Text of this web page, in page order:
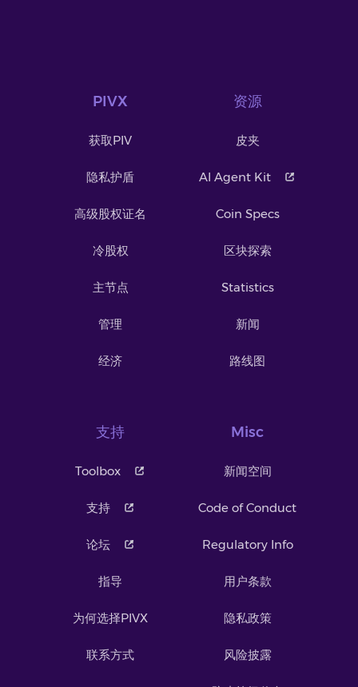
PIVX
获取PIV
隐私护盾
高级股权证名
冷股权
主节点
管理
经济
资源
皮夹
AI Agent Kit
Coin Specs
区块探索
Statistics
新闻
路线图
支持
Toolbox
支持
论坛
指导
为何选择PIVX
联系方式
Misc
新闻空间
Code of Conduct
Regulatory Info
用户条款
隐私政策
风险披露